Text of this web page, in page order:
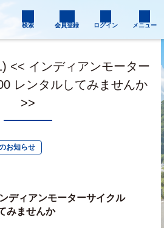
検索 会員登録 ログイン メニュー
<< インディアンモーター
レンタルしてみませんか
>>
お知らせ
ディアンモーターサイクル
みませんか